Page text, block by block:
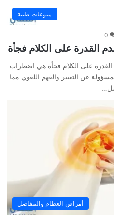
منوعات طبية
0
القدرة على الكلام فجأة
القدرة على الكلام فجأة هي اضطراب
عن التعبير والفهم اللغوي مما
أمراض العظام والمفاصل